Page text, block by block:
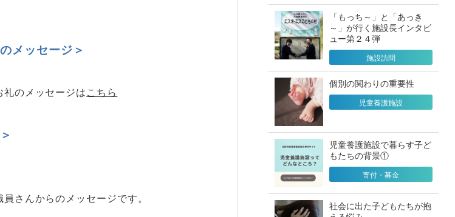
メッセージ＞
のメッセージはこちら
＞
さんからのメッセージです。
「もっち～」と「あっき
～」が行く施設長インタビ
ュー第２４弾
施設訪問
個別の関わりの重要性
児童養護施設
児童養護施設で暮らす子ど
もたちの背景①
寄付・募金
社会に出た子どもたちが抱